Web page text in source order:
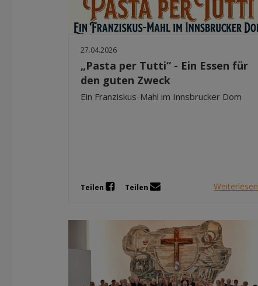
27.04.2026
„Pasta per Tutti“ - Ein Essen für
den guten Zweck
Ein Franziskus-Mahl im Innsbrucker Dom
Teilen Teilen Weiterlesen